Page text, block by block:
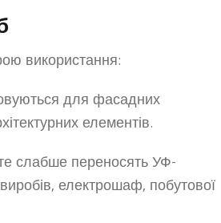
використання:
для фасадних
елементів.
слабше переносять УФ-
електрошаф, побутової